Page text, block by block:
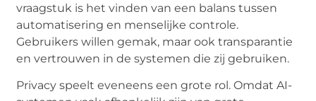
vraagstuk is het vinden van een balans tussen
automatisering en menselijke controle.
Gebruikers willen gemak, maar ook transparantie
en vertrouwen in de systemen die zij gebruiken.
Privacy speelt eveneens een grote rol. Omdat AI-